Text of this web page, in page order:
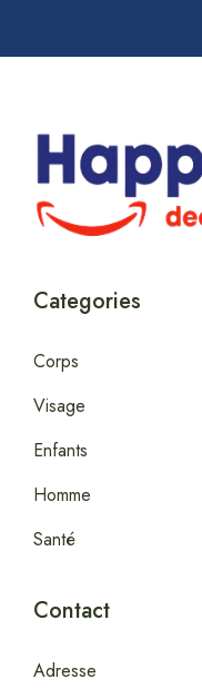
Categories
Corps
Visage
Enfants
Homme
Santé
Contact
Adresse